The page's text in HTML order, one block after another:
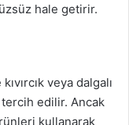
hale getirir.
veya dalgalı
edilir. Ancak
kullanarak